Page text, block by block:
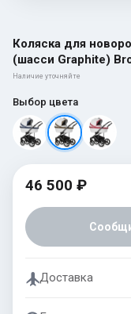
Коляска для
(шасси Graphite)
Наличие уточняйте
Выбор цвета
46 500 ₽
Доставка